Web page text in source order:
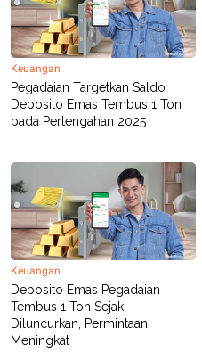
E
T
A
K
T
E
N
E
P
A
A
D
V
I
S
I
N
G
K
G
M
E
D
I
A
Keuangan
Pegadaian Targetkan Saldo
Deposito Emas Tembus 1 Ton
pada Pertengahan 2025
Keuangan
Deposito Emas Pegadaian
Tembus 1 Ton Sejak
Diluncurkan, Permintaan
Meningkat